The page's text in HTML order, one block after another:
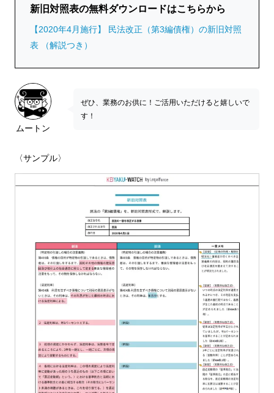
新旧対照表の無料ダウンロードはこちらから
【2020年4月施行】 民法改正（第3編債権）の新旧対照
表 （解説つき）
ムートン
ぜひ、業務のお供に！ご活用いただけると嬉しいで
す！
〈サンプル〉